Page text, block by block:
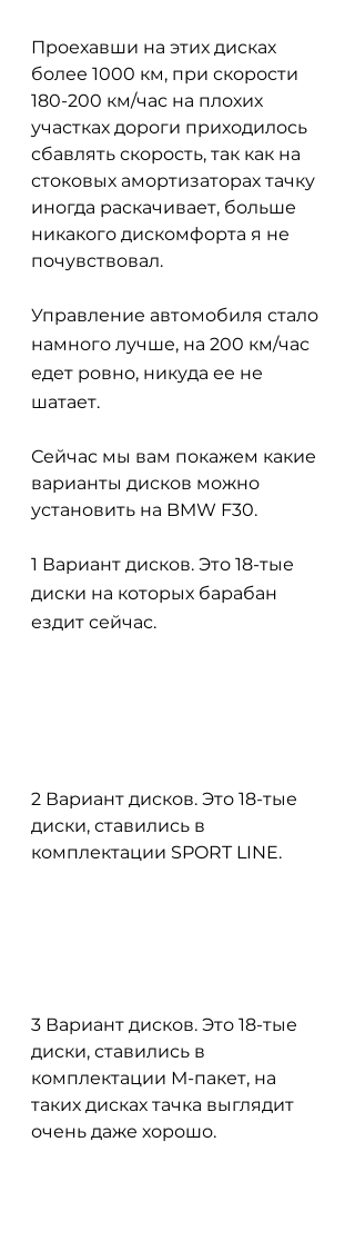
Проехавши на этих дисках
более 1000 км, при скорости
180-200 км/час на плохих
участках дороги приходилось
сбавлять скорость, так как на
стоковых амортизаторах тачку
иногда раскачивает, больше
никакого дискомфорта я не
почувствовал.
Управление автомобиля стало
намного лучше, на 200 км/час
едет ровно, никуда ее не
шатает.
Сейчас мы вам покажем какие
варианты дисков можно
установить на BMW F30.
1 Вариант дисков. Это 18-тые
диски на которых барабан
ездит сейчас.
2 Вариант дисков. Это 18-тые
диски, ставились в
комплектации SPORT LINE.
3 Вариант дисков. Это 18-тые
диски, ставились в
комплектации М-пакет, на
таких дисках тачка выглядит
очень даже хорошо.